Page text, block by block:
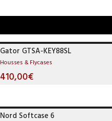
Gator GTSA-KEY88SL
Housses & Flycases
410,00€
Nord Softcase 6